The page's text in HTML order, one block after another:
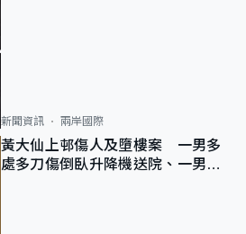
新聞資訊 兩岸國際
黃大仙上邨傷人及墮樓案 一男多
處多刀傷倒臥升降機送院、一男當